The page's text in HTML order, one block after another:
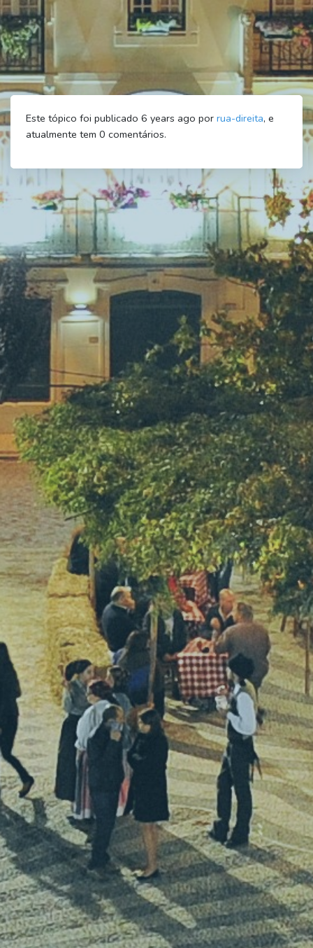
Este tópico foi publicado 6 years ago por rua-direita, e
atualmente tem 0 comentários.